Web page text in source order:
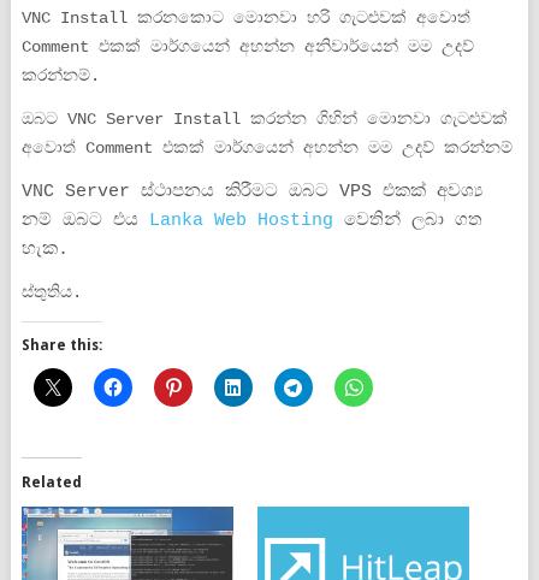
VNC Install කරනකොට මොනවා හරි ගැටළුවක් අවොත්
Comment එකක් මාර්ගයෙන් අහන්න අනිවාර්යෙන් මම උදව්
කරන්නම්.
ඔබට VNC Server Install කරන්න ගිහින් මොනවා ගැටළුවක්
අවොත් Comment එකක් මාර්ගයෙන් අහන්න මම උදව් කරන්නම්
VNC Server ස්ථාපනය කිරීමට ඔබට VPS එකක් අවශ්‍ය
නම් ඔබට එය Lanka Web Hosting වෙතින් ලබා ගත
හැක.
ස්තුතිය.
Share this:
Related